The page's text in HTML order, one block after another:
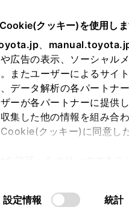
クッキー)を使用しま
、
広告の表示、ソーシャル
またユーザーによるサイ
データ解析の各パートナ
ーが各パートナーに提供
集した他の情報を組み合
クッキー)に同意し
。
設定情報 統計
ィア 知っておいていただきた
にお使いい
をさまたげるような使い方
扱説明書及び補足資